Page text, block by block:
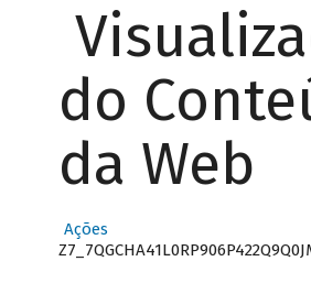
do
da Web
Ações